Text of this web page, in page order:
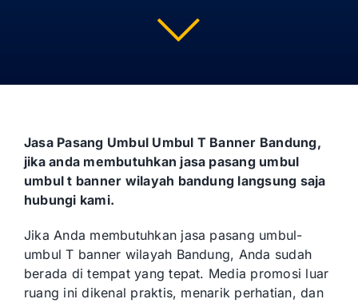
Jasa Pasang Umbul Umbul T Banner Bandung,
jika anda membutuhkan jasa pasang umbul
umbul t banner wilayah bandung langsung saja
hubungi kami.
Jika Anda membutuhkan jasa pasang umbul-
umbul T banner wilayah Bandung, Anda sudah
berada di tempat yang tepat. Media promosi luar
ruang ini dikenal praktis, menarik perhatian, dan